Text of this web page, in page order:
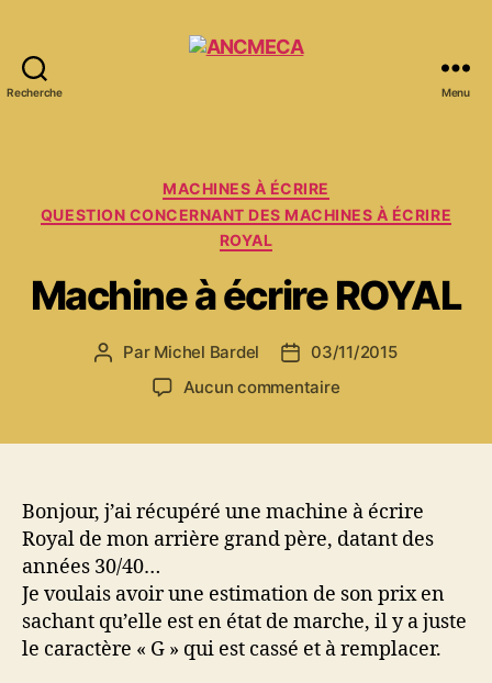
Recherche Menu
Catégories
MACHINES À ÉCRIRE
QUESTION CONCERNANT DES MACHINES À ÉCRIRE
ROYAL
Machine à écrire ROYAL
Auteur
l’article
Par Michel Bardel
Date03/11/2015
Aucun commentairesur
Bonjour, j’ai récupéré une machine à écrire
Royal de mon arrière grand père, datant des
années 30/40…
Je voulais avoir une estimation de son prix en
sachant qu’elle est en état de marche, il y a juste
le caractère « G » qui est cassé et à remplacer.